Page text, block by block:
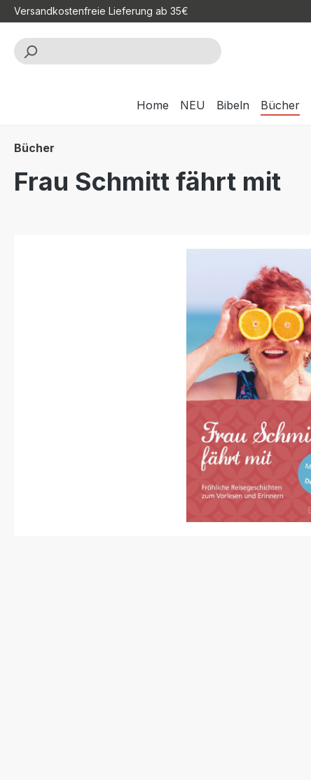
Hauptinhalt springen
Zur Suche springen
Zur Hauptnavigation springen
Versandkostenfreie Lieferung ab 35€
Home NEU Bibeln Bücher
Bücher
Frau Schmitt fährt mit